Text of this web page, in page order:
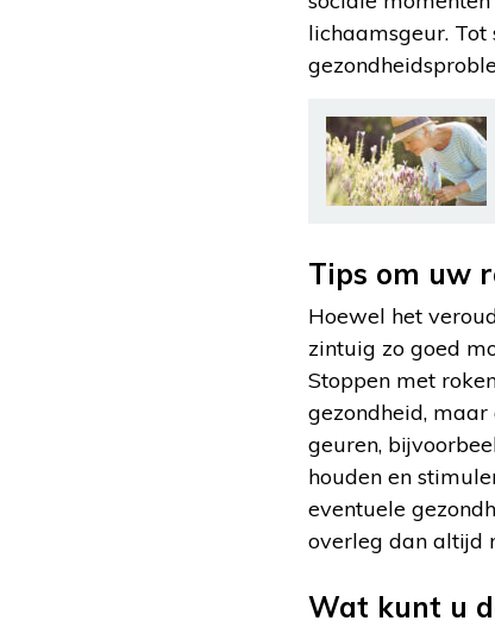
lichaamsgeur.
Tips om uw
Hoewel het
zintuig zo goed
Stoppen met
gezondheid,
geuren,
houden en
eventuele
overleg dan altijd
Wat kunt u